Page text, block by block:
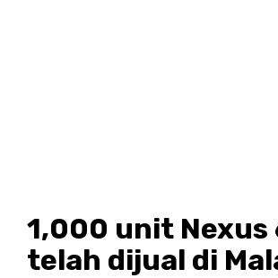
1,000 unit Nexus
telah dijual di